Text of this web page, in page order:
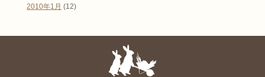
2010年1月 (12)